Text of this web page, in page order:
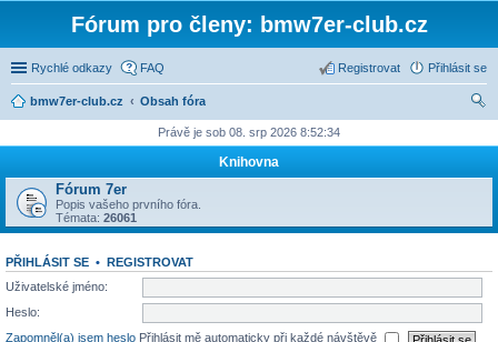
Fórum pro členy: bmw7er-club.cz
Rychlé odkazy FAQ Přihlásit se
Registrovat
bmw7er-club.cz
Obsah fóra
Právě je sob 08. srp 2026 8:52:34
Knihovna
Fórum 7er
Popis vašeho prvního fóra.
Témata: 26061
PŘIHLÁSIT SE • REGISTROVAT
Uživatelské jméno:
Heslo:
Zapomněl(a) jsem heslo Přihlásit mě automaticky při každé návštěvě